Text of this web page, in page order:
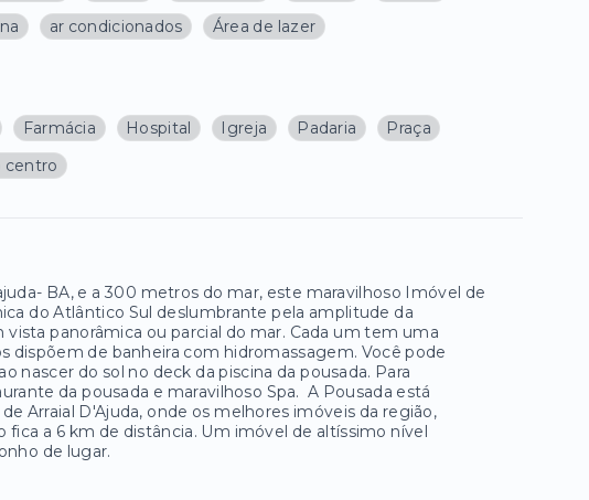
ar condicionados Área de lazer
Farmácia Hospital Igreja Padaria
Praça
centro
BA, e a 300 metros do mar, este maravilhoso Imóvel de
do Atlântico Sul deslumbrante pela amplitude da
panorâmica ou parcial do mar. Cada um tem uma
dispõem de banheira com hidromassagem. Você pode
nascer do sol no deck da piscina da pousada. Para
da pousada e maravilhoso Spa. A Pousada está
Arraial D'Ajuda, onde os melhores imóveis da região,
a 6 km de distância. Um imóvel de altíssimo nível
de lugar.